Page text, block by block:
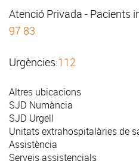
Atenció Privada - Pacients
97 83
Urgències:112
Altres ubicacions
SJD Numància
SJD Urgell
Unitats extrahospitalàries de
Assistència
Serveis assistencials